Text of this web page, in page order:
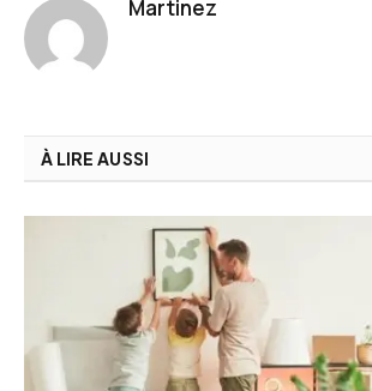
Martinez
À LIRE AUSSI